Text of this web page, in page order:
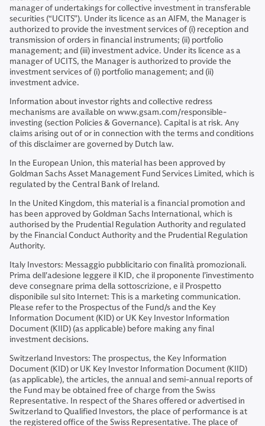
manager of undertakings for collective investment in transferable
securities (“UCITS”). Under its licence as an AIFM, the Manager is
authorized to provide the investment services of (i) reception and
transmission of orders in financial instruments; (ii) portfolio
management; and (iii) investment advice. Under its licence as a
manager of UCITS, the Manager is authorized to provide the
investment services of (i) portfolio management; and (ii)
investment advice.
Information about investor rights and collective redress
mechanisms are available on www.gsam.com/responsible-
investing (section Policies & Governance). Capital is at risk. Any
claims arising out of or in connection with the terms and conditions
of this disclaimer are governed by Dutch law.
In the European Union, this material has been approved by
Goldman Sachs Asset Management Fund Services Limited, which is
regulated by the Central Bank of Ireland.
In the United Kingdom, this material is a financial promotion and
has been approved by Goldman Sachs International, which is
authorised by the Prudential Regulation Authority and regulated
by the Financial Conduct Authority and the Prudential Regulation
Authority.
Italy Investors: Messaggio pubblicitario con finalità promozionali.
Prima dell'adesione leggere il KID, che il proponente l’investimento
deve consegnare prima della sottoscrizione, e il Prospetto
disponibile sul sito Internet: This is a marketing communication.
Please refer to the Prospectus of the Fund/s and the Key
Information Document (KID) or UK Key Investor Information
Document (KIID) (as applicable) before making any final
investment decisions.
Switzerland Investors: The prospectus, the Key Information
Document (KID) or UK Key Investor Information Document (KIID)
(as applicable), the articles, the annual and semi-annual reports of
the Fund may be obtained free of charge from the Swiss
Representative. In respect of the Shares offered or advertised in
Switzerland to Qualified Investors, the place of performance is at
the registered office of the Swiss Representative. The place of